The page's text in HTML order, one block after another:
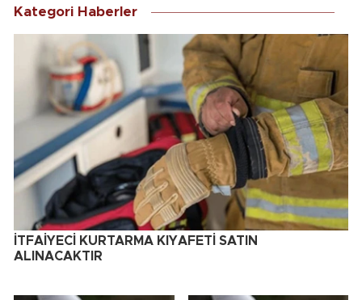
Kategori Haberler
İTFAİYECİ KURTARMA KIYAFETİ SATIN
ALINACAKTIR